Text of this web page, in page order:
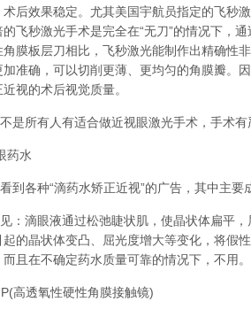
后效果稳定。尤其美国宇航员指定的飞秒
飞秒激光手术是完全在“无刀”的情况下，
膜板层刀相比，飞秒激光能制作出精确性
加准确，可以切削更薄、更均匀的角膜瓣。
视的术后视觉质量。
所有人有适合做近视眼激光手术，手术有
水
各种“滴药水矫正近视”的广告，其中主要
滴眼液通过松弛睫状肌，使晶状体扁平，
的晶状体变凸、屈光度增大等变化，将假
且在不确定药水质量可靠的情况下，不用。
透氧性硬性角膜接触镜)